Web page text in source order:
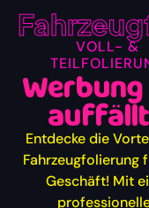
VOLL- &
Entdecke die
Fahrzeugfolierung
Geschäft! Mit